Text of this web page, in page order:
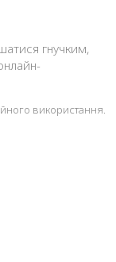
гнучким,
використання.